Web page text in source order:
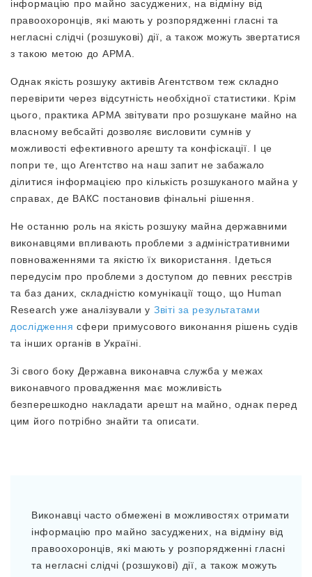
інформацію про майно засуджених, на відміну від
правоохоронців, які мають у розпорядженні гласні та
негласні слідчі (розшукові) дії, а також можуть звертатися
з такою метою до АРМА.
Однак якість розшуку активів Агентством теж складно
перевірити через відсутність необхідної статистики. Крім
цього, практика АРМА звітувати про розшукане майно на
власному вебсайті дозволяє висловити сумнів у
можливості ефективного арешту та конфіскації. І це
попри те, що Агентство на наш запит не забажало
ділитися інформацією про кількість розшуканого майна у
справах, де ВАКС постановив фінальні рішення.
Не останню роль на якість розшуку майна державними
виконавцями впливають проблеми з адміністративними
повноваженнями та якістю їх використання. Ідеться
передусім про проблеми з доступом до певних реєстрів
та баз даних, складністю комунікації тощо, що Human
Research уже аналізували у Звіті за результатами
дослідження сфери примусового виконання рішень судів
та інших органів в Україні.
Зі свого боку Державна виконавча служба у межах
виконавчого провадження має можливість
безперешкодно накладати арешт на майно, однак перед
цим його потрібно знайти та описати.
Виконавці часто обмежені в можливостях отримати
інформацію про майно засуджених, на відміну від
правоохоронців, які мають у розпорядженні гласні
та негласні слідчі (розшукові) дії, а також можуть